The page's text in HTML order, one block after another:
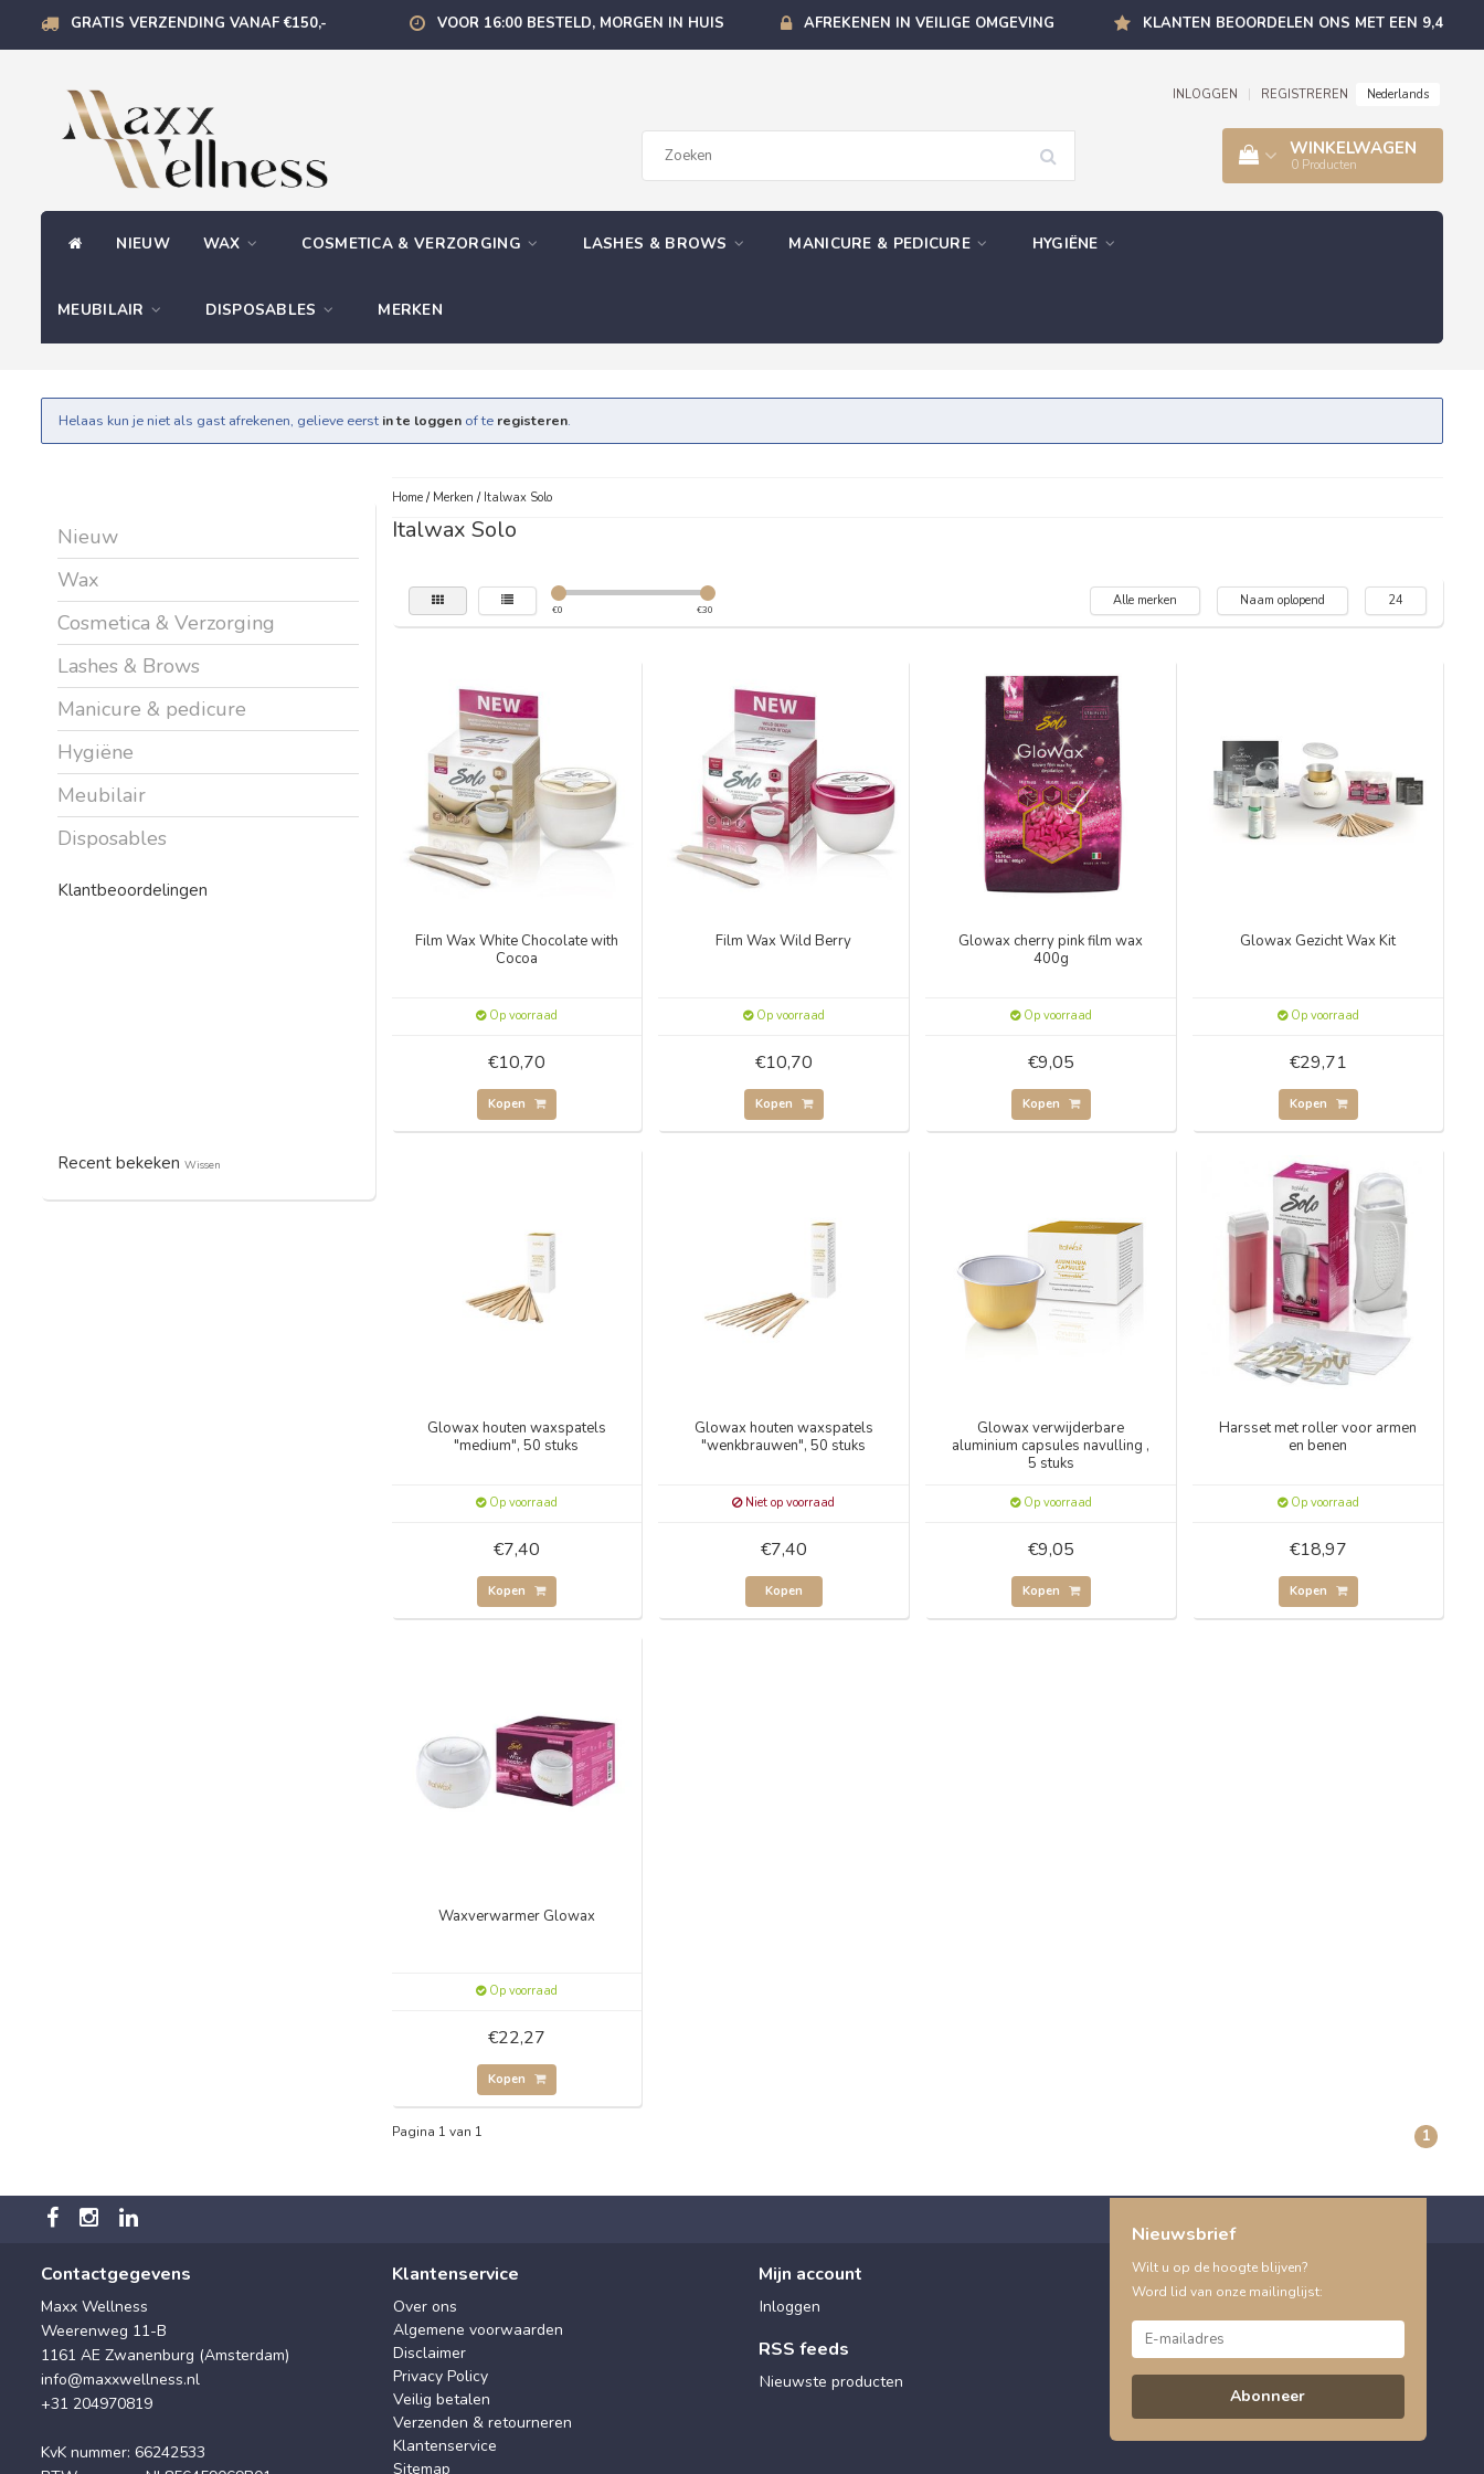
GRATIS VERZENDING VANAF €150,- VOOR 16:00 BESTELD, MORGEN IN HUIS AFREKENEN IN VEILIGE OMGEVING KLANTEN BEOORDELEN ONS MET EEN 9,4
INLOGGEN REGISTREREN Nederlands
WINKELWAGEN
0 Producten
NIEUW WAX COSMETICA & VERZORGING LASHES & BROWS MANICURE & PEDICURE HYGIËNE
MEUBILAIR DISPOSABLES MERKEN
Helaas kun je niet als gast afrekenen, gelieve eerst in te loggen of te registeren.
Nieuw
Wax
Cosmetica & Verzorging
Lashes & Brows
Manicure & pedicure
Hygiëne
Meubilair
Disposables
Klantbeoordelingen
Recent bekeken Wissen
Home/ Merken / Italwax Solo
Italwax Solo
€0 €30
Alle merken Naam oplopend 24
Film Wax White Chocolate with
Cocoa
Op voorraad
€10,70
Kopen
Film Wax Wild Berry
Op voorraad
€10,70
Kopen
Glowax cherry pink film wax
400g
Op voorraad
€9,05
Kopen
Glowax Gezicht Wax Kit
Op voorraad
€29,71
Kopen
Glowax houten waxspatels
"medium", 50 stuks
Op voorraad
€7,40
Kopen
Glowax houten waxspatels
"wenkbrauwen", 50 stuks
Niet op voorraad
€7,40
Kopen
Glowax verwijderbare
aluminium capsules navulling ,
5 stuks
Op voorraad
€9,05
Kopen
Harsset met roller voor armen
en benen
Op voorraad
€18,97
Kopen
Waxverwarmer Glowax
Op voorraad
€22,27
Kopen
Pagina 1 van 1 1
Contactgegevens
Maxx Wellness
Weerenweg 11-B
1161 AE Zwanenburg (Amsterdam)
info@maxxwellness.nl
+31 204970819
KvK nummer: 66242533
Klantenservice
Over ons
Algemene voorwaarden
Disclaimer
Privacy Policy
Veilig betalen
Verzenden & retourneren
Klantenservice
Sitemap
Mijn account
Inloggen
RSS feeds
Nieuwste producten
Nieuwsbrief
Wilt u op de hoogte blijven?
Word lid van onze mailinglijst:
Abonneer